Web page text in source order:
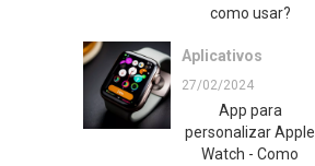
como usar?
Aplicativos
27/02/2024
App para
personalizar Apple
Watch - Como